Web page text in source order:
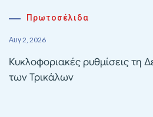
Πρωτοσέλιδα
Αυγ 2, 2026
Κυκλοφοριακές ρυθμίσεις τη
των Τρικάλων